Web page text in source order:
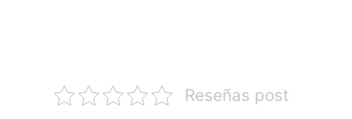
Reseñas post